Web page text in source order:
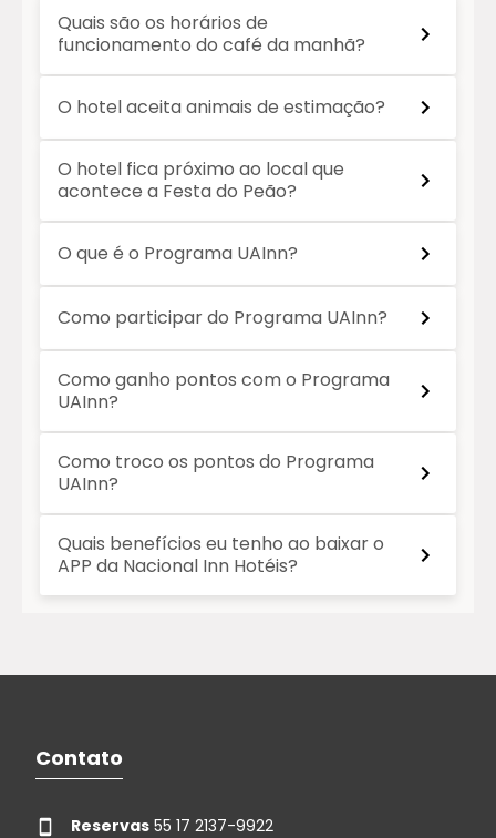
Quais são os horários de
funcionamento do café da manhã?
O hotel aceita animais de estimação?
O hotel fica próximo ao local que
acontece a Festa do Peão?
O que é o Programa UAInn?
Como participar do Programa UAInn?
Como ganho pontos com o Programa
UAInn?
Como troco os pontos do Programa
UAInn?
Quais benefícios eu tenho ao baixar o
APP da Nacional Inn Hotéis?
Contato
Reservas 55 17 2137-9922